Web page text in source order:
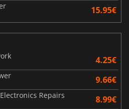
15.95€
4.25€
9.66€
Repairs 8.99€